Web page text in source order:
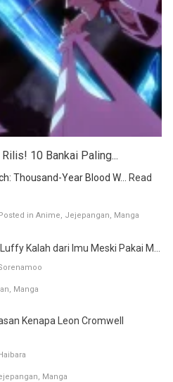
10 Bankai Paling...
Thousand-Year Blood W... Read
in Anime Jejepangan Manga
Kalah dari Imu Meski Pakai M...
Manga
Kenapa Leon Cromwell
Manga